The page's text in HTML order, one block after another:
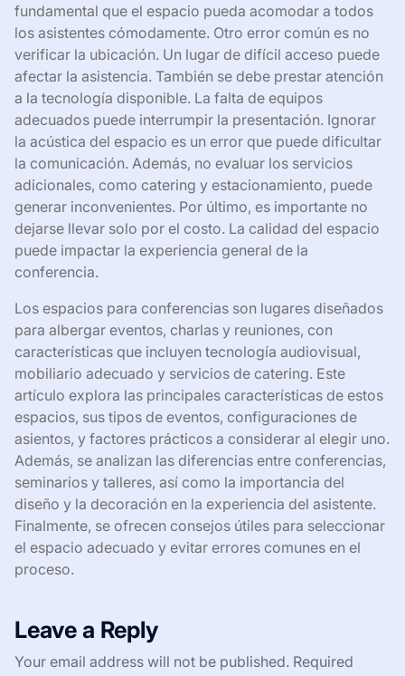
fundamental que el espacio pueda acomodar a todos
los asistentes cómodamente. Otro error común es no
verificar la ubicación. Un lugar de difícil acceso puede
afectar la asistencia. También se debe prestar atención
a la tecnología disponible. La falta de equipos
adecuados puede interrumpir la presentación. Ignorar
la acústica del espacio es un error que puede dificultar
la comunicación. Además, no evaluar los servicios
adicionales, como catering y estacionamiento, puede
generar inconvenientes. Por último, es importante no
dejarse llevar solo por el costo. La calidad del espacio
puede impactar la experiencia general de la
conferencia.
Los espacios para conferencias son lugares diseñados
para albergar eventos, charlas y reuniones, con
características que incluyen tecnología audiovisual,
mobiliario adecuado y servicios de catering. Este
artículo explora las principales características de estos
espacios, sus tipos de eventos, configuraciones de
asientos, y factores prácticos a considerar al elegir uno.
Además, se analizan las diferencias entre conferencias,
seminarios y talleres, así como la importancia del
diseño y la decoración en la experiencia del asistente.
Finalmente, se ofrecen consejos útiles para seleccionar
el espacio adecuado y evitar errores comunes en el
proceso.
Leave a Reply
Your email address will not be published. Required